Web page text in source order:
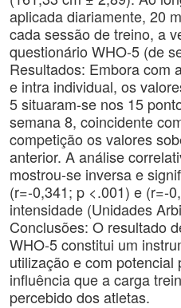
aplicada diariamente, 20
cada sessão de treino, a
questionário WHO-5 (de
Resultados: Embora com
e intra individual, os
5 situaram-se nos 15
semana 8, coincidente
competição os valores
anterior. A análise
mostrou-se inversa e
(r=-0,341; p <.001) e (r=-
intensidade (Unidades
Conclusões: O resultado
WHO-5 constitui um
utilização e com potencial
influência que a carga
percebido dos atletas.